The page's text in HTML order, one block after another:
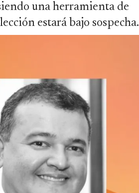
una herramienta de
estará bajo sospecha.